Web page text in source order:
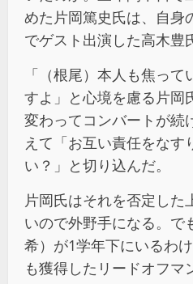
めた片岡篤史氏は、自身
でゲスト出演した高木豊
「（根尾）本人も焦っ
すよ」と心境を慮る片岡
変わってコンバートが続
えて「お互い責任をなす
い？」と切り込んだ。
片岡氏はそれを否定した
いので外野手になる。で
希）が1学年下にいるわ
も獲得したリードオフマ